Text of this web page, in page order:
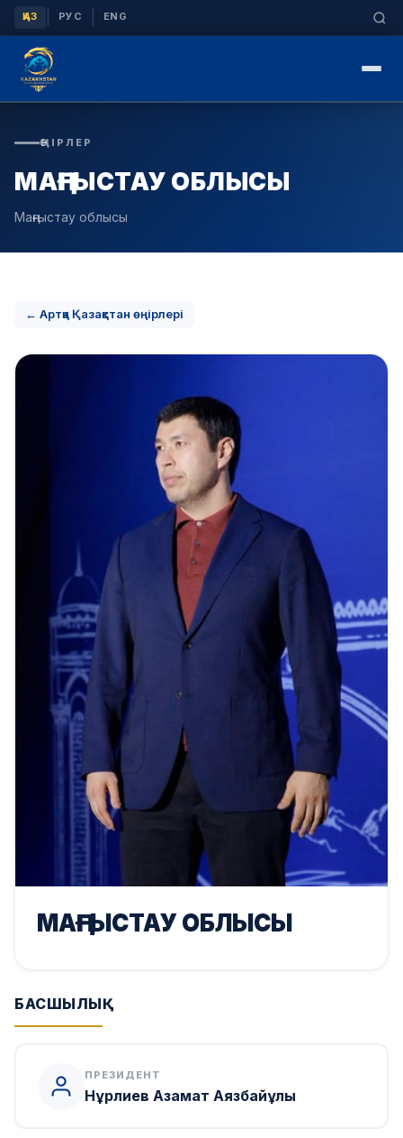
ҚАЗ РУС ENG
ӨҢІРЛЕР
МАҢҒЫСТАУ ОБЛЫСЫ
Маңғыстау облысы
← Артқа Қазақстан өңірлері
МАҢҒЫСТАУ ОБЛЫСЫ
БАСШЫЛЫҚ
ПРЕЗИДЕНТ
Нұрлиев Азамат Аязбайұлы